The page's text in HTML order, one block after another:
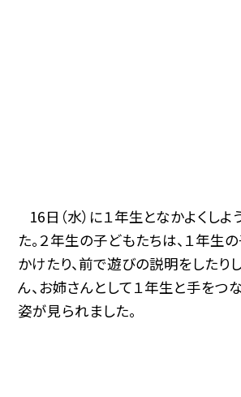
16日（水）に１年生となかよくし
た。２年生の子どもたちは、１年生
かけたり、前で遊びの説明をしたり
ん、お姉さんとして１年生と手をつ
姿が見られました。